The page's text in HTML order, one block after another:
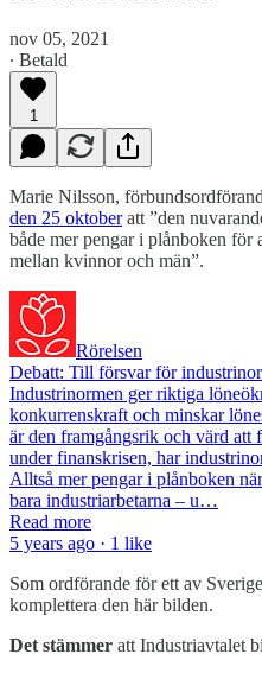
nov 05, 2021
∙ Betald
1
Marie Nilsson,
den 25 oktoberatt ”den
både mer pengar i plånboken
mellan kvinnor och män”.
Rörelsen
Debatt: Till försvar för
Industrinormen ger riktiga
konkurrenskraft och minskar
är den framgångsrik och värd att
under finanskrisen, har
Alltså mer pengar i plånboken
bara industriarbetarna – u…
Read more
5 years ago · 1 like
Som ordförande för ett av
komplettera den här bilden.
Det stämmer att Industriavtalet